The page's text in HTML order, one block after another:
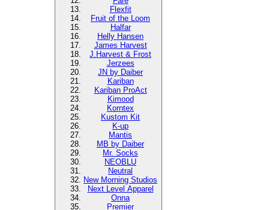
Flexfit
Fruit of the Loom
Halfar
Helly Hansen
James Harvest
J.Harvest & Frost
Jerzees
JN by Daiber
Kariban
Kariban ProAct
Kimood
Korntex
Kustom Kit
K-up
Mantis
MB by Daiber
Mr. Socks
NEOBLU
Neutral
New Morning Studios
Next Level Apparel
Onna
Premier